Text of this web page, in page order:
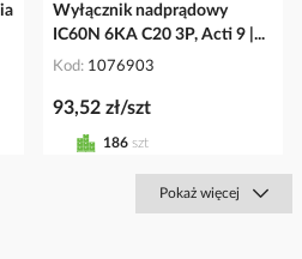
Wyłącznik nadprądowy
IC60N 6KA C20 3P, Acti 9 |...
Kod 1076903
93,52 zł/szt
186 szt
Pokaż więcej